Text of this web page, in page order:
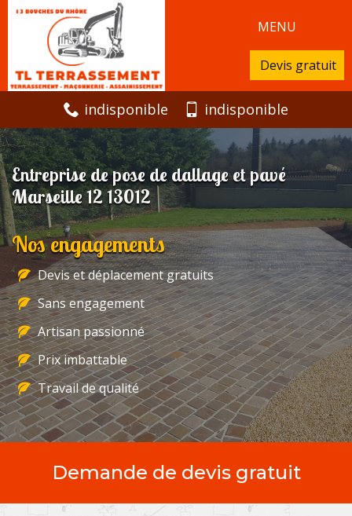
MENU
Devis gratuit
indisponible indisponible
Entreprise de pose de dallage et pavé
Marseille 12 13012
Nos engagements
Devis et déplacement gratuits
Sans engagement
Artisan passionné
Prix imbattable
Travail de qualité
Demande de devis gratuit